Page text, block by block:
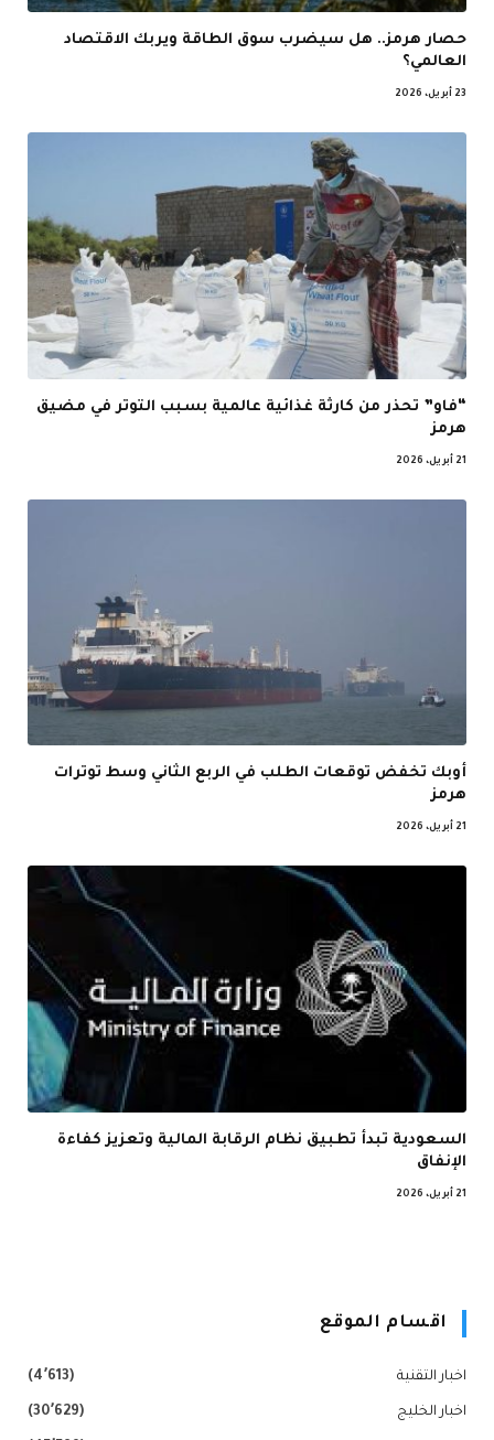
حصار هرمز.. هل سيضرب سوق الطاقة ويربك الاقتصاد
العالمي؟
23 أبريل، 2026
“فاو” تحذر من كارثة غذائية عالمية بسبب التوتر في مضيق
هرمز
21 أبريل، 2026
أوبك تخفض توقعات الطلب في الربع الثاني وسط توترات
هرمز
21 أبريل، 2026
السعودية تبدأ تطبيق نظام الرقابة المالية وتعزيز كفاءة
الإنفاق
21 أبريل، 2026
اقسام الموقع
اخبار التقنية (4٬613)
اخبار الخليج (30٬629)